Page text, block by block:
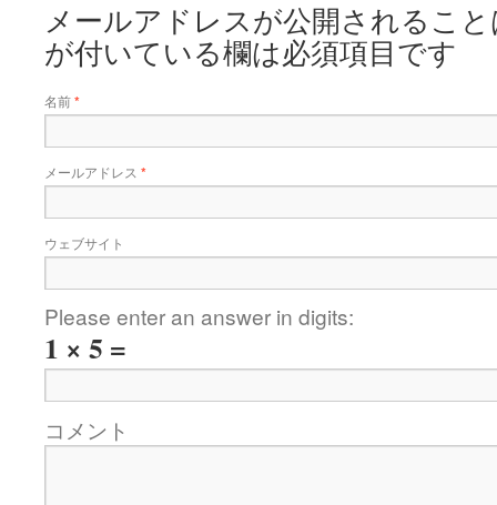
メールアドレスが公開されるこ
が付いている欄は必須項目です
名前*
メールアドレス *
ウェブサイト
Please enter an answer in digits:
1 × 5 =
コメント